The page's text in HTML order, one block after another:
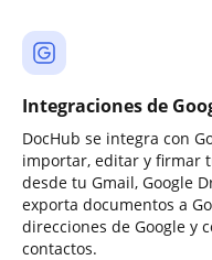
Integraciones de
DocHub se integra con
importar, editar y firmar
desde tu Gmail, Google
exporta documentos a
direcciones de Google y
contactos.